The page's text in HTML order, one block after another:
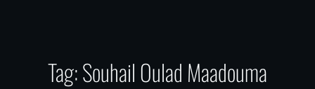
Tag:Souhail Oulad Maadouma